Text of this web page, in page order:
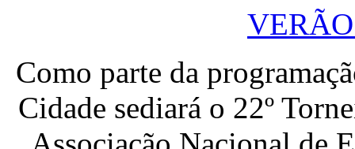
Como parte da
Cidade sediará o 22º